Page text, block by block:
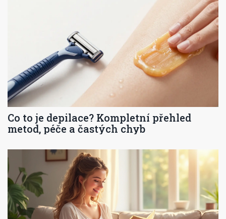
Co to je depilace? Kompletní přehled
metod, péče a častých chyb